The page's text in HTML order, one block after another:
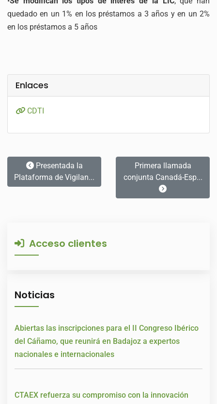
quedado en un 1% en los préstamos a 3 años y en un 2%
en los préstamos a 5 años
Enlaces
CDTI
Presentada la
Plataforma de Vigilan...
Primera llamada
conjunta Canadá-Esp...
Acceso clientes
Noticias
Abiertas las inscripciones para el II Congreso Ibérico
del Cáñamo, que reunirá en Badajoz a expertos
nacionales e internacionales
CTAEX refuerza su compromiso con la innovación